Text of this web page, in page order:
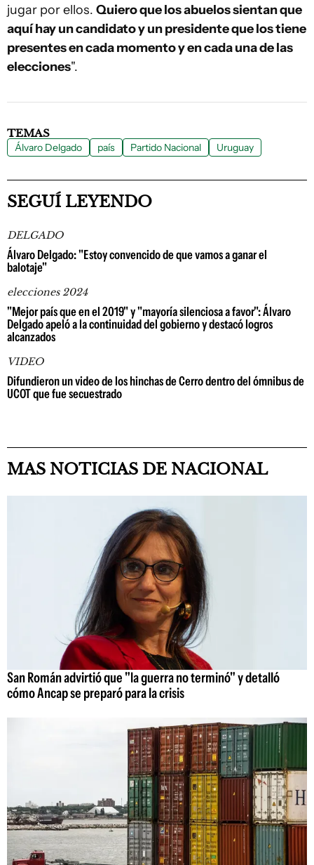
jugar por ellos. Quiero que los abuelos sientan que
aquí hay un candidato y un presidente que los tiene
presentes en cada momento y en cada una de las
elecciones".
TEMAS
Álvaro Delgado país Partido Nacional Uruguay
SEGUÍ LEYENDO
DELGADO
Álvaro Delgado: "Estoy convencido de que vamos a ganar el
balotaje"
elecciones 2024
"Mejor país que en el 2019" y "mayoría silenciosa a favor": Álvaro
Delgado apeló a la continuidad del gobierno y destacó logros
alcanzados
VIDEO
Difundieron un video de los hinchas de Cerro dentro del ómnibus de
UCOT que fue secuestrado
MAS NOTICIAS DE NACIONAL
San Román advirtió que "la guerra no terminó" y detalló
cómo Ancap se preparó para la crisis